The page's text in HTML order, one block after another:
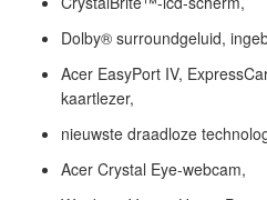
Dolby® surroundgeluid,
Acer EasyPort IV,
kaartlezer,
nieuwste draadloze
Acer Crystal Eye-webcam,